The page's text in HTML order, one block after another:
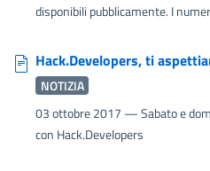
disponibili pubblicamente. I
Hack.Developers, ti
NOTIZIA
03 ottobre 2017 — Sabato e
con Hack.Developers